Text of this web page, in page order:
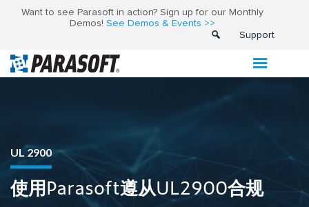
Want to see Parasoft in action? Sign up for our Monthly
Demos! See Demos & Events >>
Support
UL 2900
使用Parasoft遵从UL2900合规